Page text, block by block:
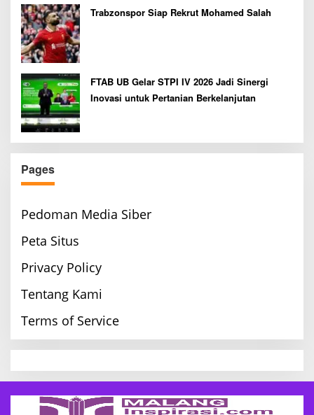
Trabzonspor Siap Rekrut Mohamed Salah
FTAB UB Gelar STPI IV 2026 Jadi Sinergi
Inovasi untuk Pertanian Berkelanjutan
Pages
Pedoman Media Siber
Peta Situs
Privacy Policy
Tentang Kami
Terms of Service